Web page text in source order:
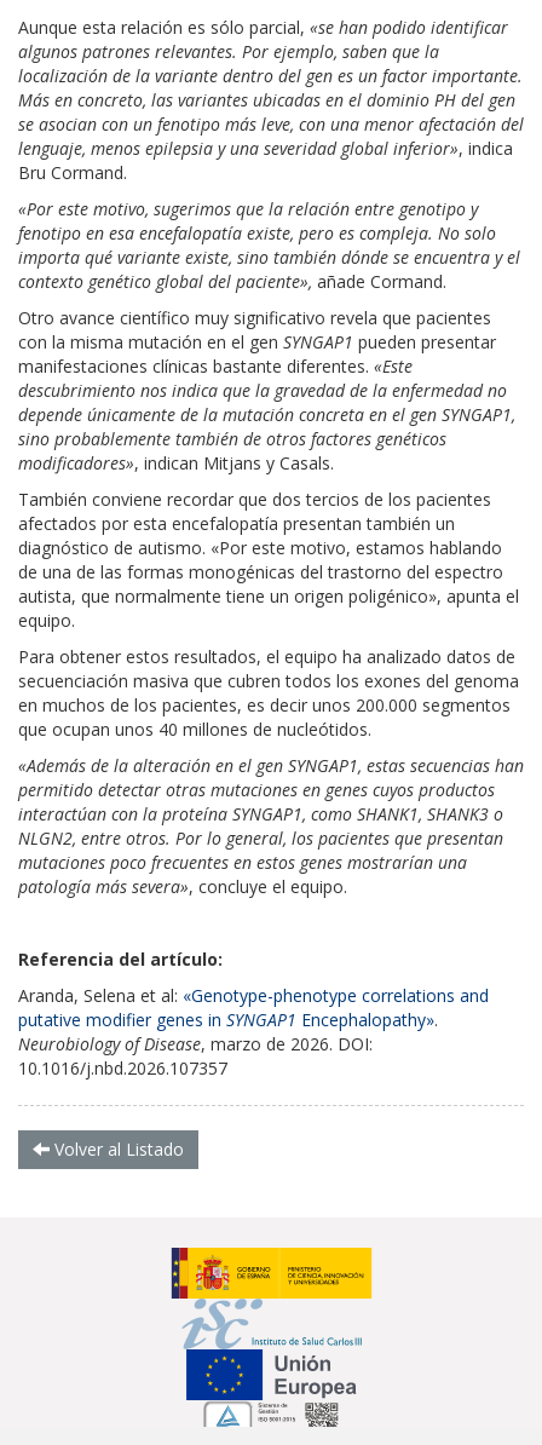
Aunque esta relación es sólo parcial, «se han podido identificar
algunos patrones relevantes. Por ejemplo, saben que la
localización de la variante dentro del gen es un factor importante.
Más en concreto, las variantes ubicadas en el dominio PH del gen
se asocian con un fenotipo más leve, con una menor afectación del
lenguaje, menos epilepsia y una severidad global inferior», indica
Bru Cormand.
«Por este motivo, sugerimos que la relación entre genotipo y
fenotipo en esa encefalopatía existe, pero es compleja. No solo
importa qué variante existe, sino también dónde se encuentra y el
contexto genético global del paciente», añade Cormand.
Otro avance científico muy significativo revela que pacientes
con la misma mutación en el gen SYNGAP1 pueden presentar
manifestaciones clínicas bastante diferentes. «Este
descubrimiento nos indica que la gravedad de la enfermedad no
depende únicamente de la mutación concreta en el gen SYNGAP1,
sino probablemente también de otros factores genéticos
modificadores», indican Mitjans y Casals.
También conviene recordar que dos tercios de los pacientes
afectados por esta encefalopatía presentan también un
diagnóstico de autismo. «Por este motivo, estamos hablando
de una de las formas monogénicas del trastorno del espectro
autista, que normalmente tiene un origen poligénico», apunta el
equipo.
Para obtener estos resultados, el equipo ha analizado datos de
secuenciación masiva que cubren todos los exones del genoma
en muchos de los pacientes, es decir unos 200.000 segmentos
que ocupan unos 40 millones de nucleótidos.
«Además de la alteración en el gen SYNGAP1, estas secuencias han
permitido detectar otras mutaciones en genes cuyos productos
interactúan con la proteína SYNGAP1, como SHANK1, SHANK3 o
NLGN2, entre otros. Por lo general, los pacientes que presentan
mutaciones poco frecuentes en estos genes mostrarían una
patología más severa», concluye el equipo.
Referencia del artículo:
Aranda, Selena et al: «Genotype-phenotype correlations and
putative modifier genes in SYNGAP1 Encephalopathy».
Neurobiology of Disease, marzo de 2026. DOI:
10.1016/j.nbd.2026.107357
Volver al Listado